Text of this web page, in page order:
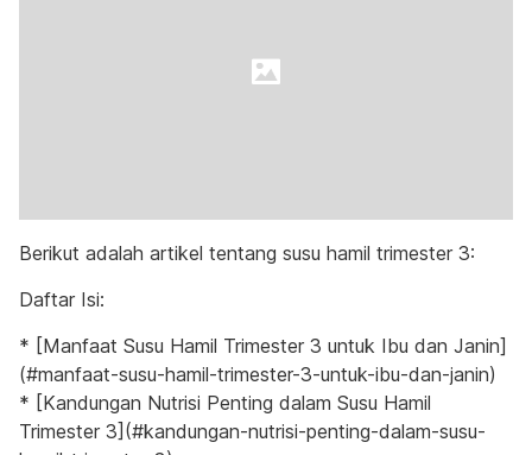
Berikut adalah artikel tentang susu hamil trimester 3:
Daftar Isi:
* [Manfaat Susu Hamil Trimester 3 untuk Ibu dan Janin]
(#manfaat-susu-hamil-trimester-3-untuk-ibu-dan-janin)
* [Kandungan Nutrisi Penting dalam Susu Hamil
Trimester 3](#kandungan-nutrisi-penting-dalam-susu-